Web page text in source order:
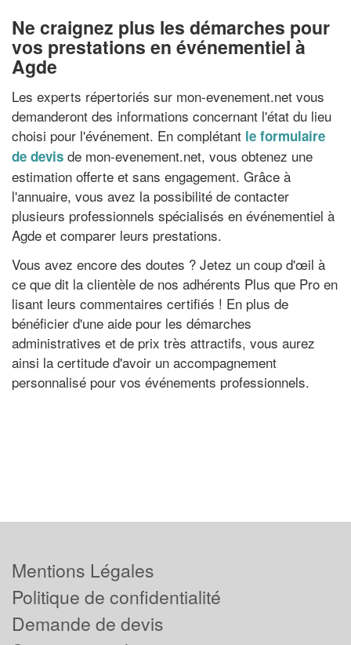
Ne craignez plus les démarches pour
vos prestations en événementiel à
Agde
Les experts répertoriés sur mon-evenement.net vous
demanderont des informations concernant l'état du lieu
choisi pour l'événement. En complétant le formulaire
de devis de mon-evenement.net, vous obtenez une
estimation offerte et sans engagement. Grâce à
l'annuaire, vous avez la possibilité de contacter
plusieurs professionnels spécialisés en événementiel à
Agde et comparer leurs prestations.
Vous avez encore des doutes ? Jetez un coup d'œil à
ce que dit la clientèle de nos adhérents Plus que Pro en
lisant leurs commentaires certifiés ! En plus de
bénéficier d'une aide pour les démarches
administratives et de prix très attractifs, vous aurez
ainsi la certitude d'avoir un accompagnement
personnalisé pour vos événements professionnels.
Mentions Légales
Politique de confidentialité
Demande de devis